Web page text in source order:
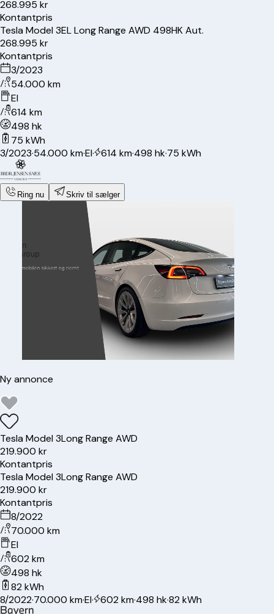
268.995 kr
Kontantpris
TeslaModel 3EL Long Range AWD 498HK Aut.
268.995 kr
Kontantpris
3/2023
54.000 km
El
614 km
498 hk
75 kWh
3/2023·54.000 km·El· 614 km·498 hk·75 kWh
Ring nu Skriv til sælger
Ny annonce
TeslaModel 3Long Range AWD
219.900 kr
Kontantpris
TeslaModel 3Long Range AWD
219.900 kr
Kontantpris
8/2022
70.000 km
El
602 km
498 hk
82 kWh
8/2022·70.000 km·El· 602 km·498 hk·82 kWh